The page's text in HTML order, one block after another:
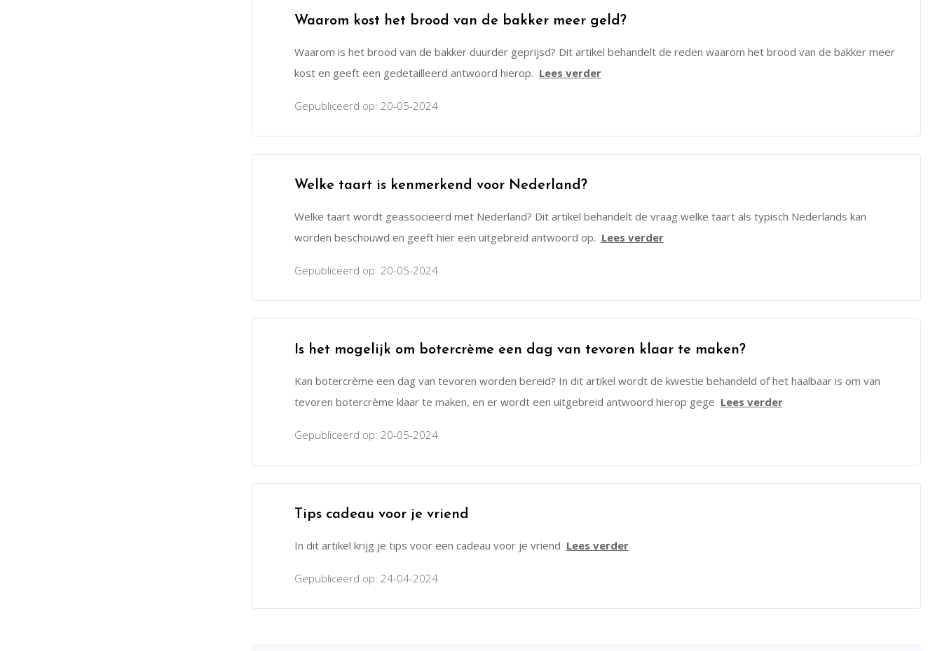
Waarom kost het brood van de bakker meer geld?
Waarom is het brood van de bakker duurder geprijsd? Dit artikel behandelt de reden waarom het brood van de bakker meer
kost en geeft een gedetailleerd antwoord hierop. Lees verder
Gepubliceerd op: 20-05-2024
Welke taart is kenmerkend voor Nederland?
Welke taart wordt geassocieerd met Nederland? Dit artikel behandelt de vraag welke taart als typisch Nederlands kan
worden beschouwd en geeft hier een uitgebreid antwoord op. Lees verder
Gepubliceerd op: 20-05-2024
Is het mogelijk om botercrème een dag van tevoren klaar te maken?
Kan botercrème een dag van tevoren worden bereid? In dit artikel wordt de kwestie behandeld of het haalbaar is om van
tevoren botercrème klaar te maken, en er wordt een uitgebreid antwoord hierop gege Lees verder
Gepubliceerd op: 20-05-2024
Tips cadeau voor je vriend
In dit artikel krijg je tips voor een cadeau voor je vriend Lees verder
Gepubliceerd op: 24-04-2024